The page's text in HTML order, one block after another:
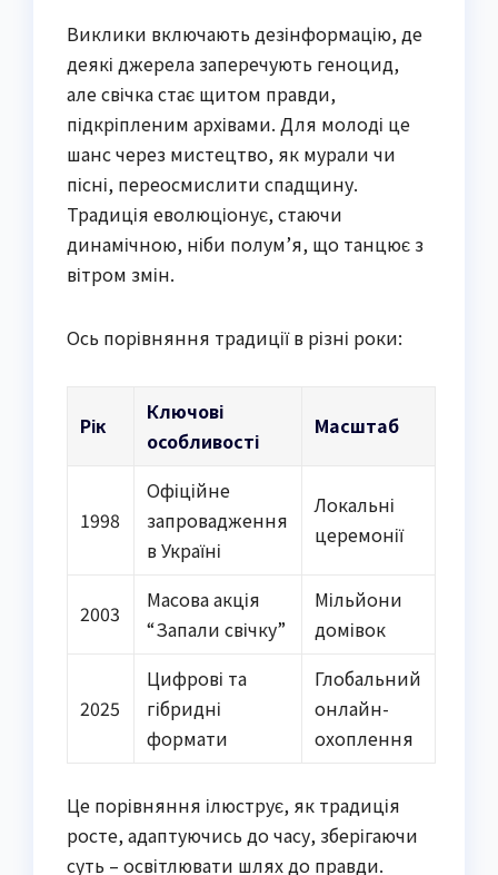
Виклики включають дезінформацію, де
деякі джерела заперечують геноцид,
але свічка стає щитом правди,
підкріпленим архівами. Для молоді це
шанс через мистецтво, як мурали чи
пісні, переосмислити спадщину.
Традиція еволюціонує, стаючи
динамічною, ніби полум’я, що танцює з
вітром змін.
Ось порівняння традиції в різні роки:
Рік
Ключові
особливості
Масштаб
1998
Офіційне
запровадження
в Україні
Локальні
церемонії
2003
Масова акція
“Запали свічку”
Мільйони
домівок
2025
Цифрові та
гібридні
формати
Глобальний
онлайн-
охоплення
Це порівняння ілюструє, як традиція
росте, адаптуючись до часу, зберігаючи
суть – освітлювати шлях до правди.